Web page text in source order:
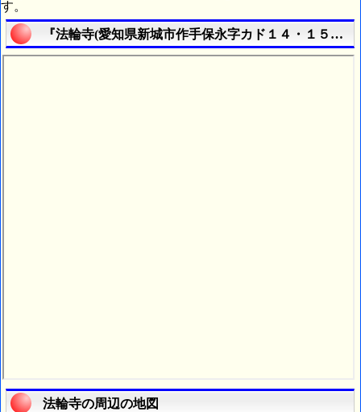
す。
『法輪寺(愛知県新城市作手保永字カド１４・１５番
法輪寺の周辺の地図